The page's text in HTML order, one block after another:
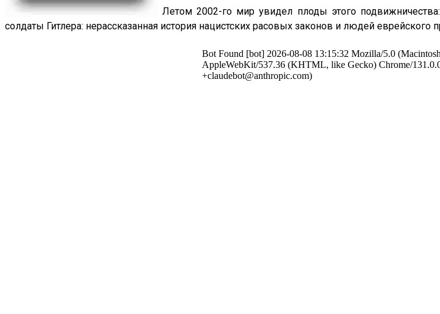
Летом 2002-го мир увидел плоды этого
солдаты Гитлера: нерассказанная история нацистских расовых законов и людей